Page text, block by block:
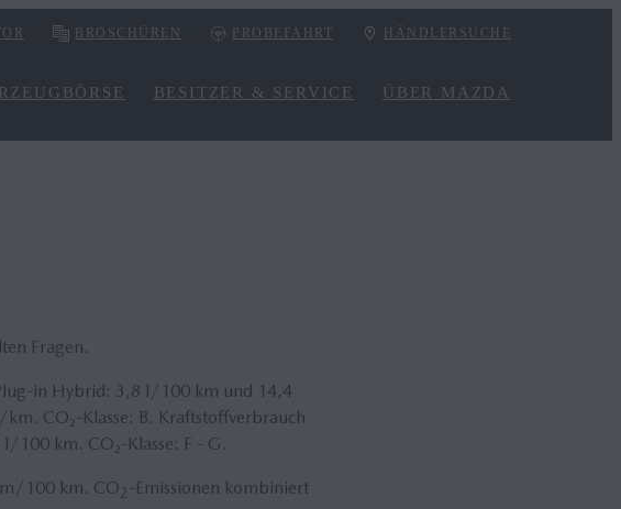
BROSCHÜREN PROBEFAHRT HÄNDLERSUCHE
BESITZER & SERVICE ÜBER MAZDA
Fragen.
in Hybrid: 3,8 l/100 km und 14,4
CO₂-Klasse: B. Kraftstoffverbrauch
100 km. CO₂-Klasse: F - G.
100 km. CO2-Emissionen kombiniert